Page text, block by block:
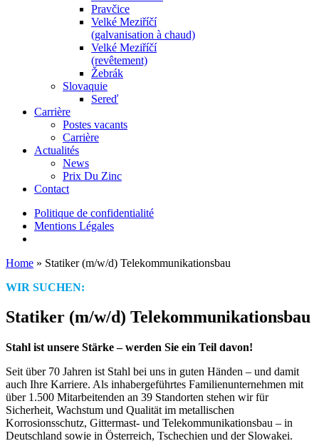
Pravčice
Velké Meziříčí
(galvanisation à chaud)
Velké Meziříčí
(revêtement)
Žebrák
Slovaquie
Sereď
Carrière
Postes vacants
Carrière
Actualités
News
Prix Du Zinc
Contact
Politique de confidentialité
Mentions Légales
Home » Statiker (m/w/d) Telekommunikationsbau
WIR SUCHEN:
Statiker (m/w/d) Telekommunikationsbau
Stahl ist unsere Stärke – werden Sie ein Teil davon!
Seit über 70 Jahren ist Stahl bei uns in guten Händen – und damit
auch Ihre Karriere. Als inhabergeführtes Familienunternehmen mit
über 1.500 Mitarbeitenden an 39 Standorten stehen wir für
Sicherheit, Wachstum und Qualität im metallischen
Korrosionsschutz, Gittermast- und Telekommunikationsbau – in
Deutschland sowie in Österreich, Tschechien und der Slowakei.